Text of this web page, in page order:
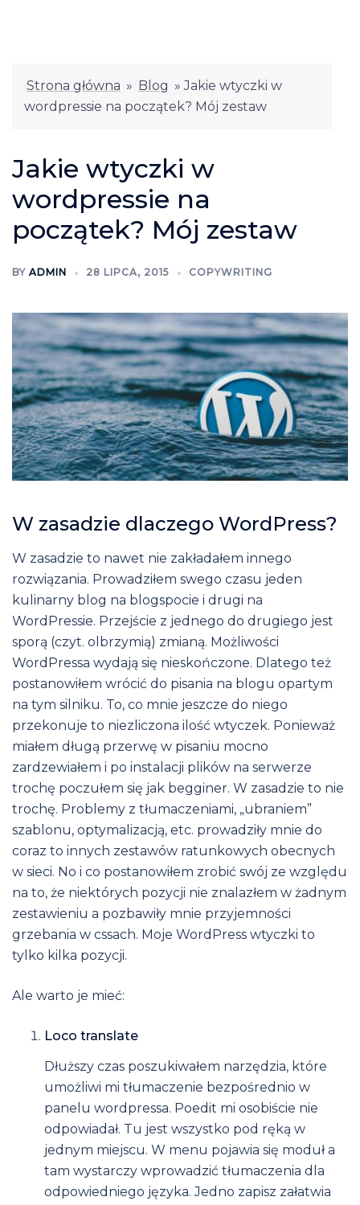
Strona główna » Blog »Jakie wtyczki w
wordpressie na początek? Mój zestaw
Jakie wtyczki w
wordpressie na
początek? Mój zestaw
BY ADMIN 28 LIPCA, 2015 COPYWRITING
W zasadzie dlaczego WordPress?
W zasadzie to nawet nie zakładałem innego
rozwiązania. Prowadziłem swego czasu jeden
kulinarny blog na blogspocie i drugi na
WordPressie. Przejście z jednego do drugiego jest
sporą (czyt. olbrzymią) zmianą. Możliwości
WordPressa wydają się nieskończone. Dlatego też
postanowiłem wrócić do pisania na blogu opartym
na tym silniku. To, co mnie jeszcze do niego
przekonuje to niezliczona ilość wtyczek. Ponieważ
miałem długą przerwę w pisaniu mocno
zardzewiałem i po instalacji plików na serwerze
trochę poczułem się jak begginer. W zasadzie to nie
trochę. Problemy z tłumaczeniami, „ubraniem”
szablonu, optymalizacją, etc. prowadziły mnie do
coraz to innych zestawów ratunkowych obecnych
w sieci. No i co postanowiłem zrobić swój ze względu
na to, że niektórych pozycji nie znalazłem w żadnym
zestawieniu a pozbawiły mnie przyjemności
grzebania w cssach. Moje WordPress wtyczki to
tylko kilka pozycji.
Ale warto je mieć:
Loco translate
Dłuższy czas poszukiwałem narzędzia, które
umożliwi mi tłumaczenie bezpośrednio w
panelu wordpressa. Poedit mi osobiście nie
odpowiadał. Tu jest wszystko pod ręką w
jednym miejscu. W menu pojawia się moduł a
tam wystarczy wprowadzić tłumaczenia dla
odpowiedniego języka. Jedno zapisz załatwia